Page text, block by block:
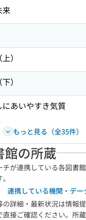
）
）
あいやすき気質
もっと見る（全35件）
館の所蔵
チが連携している各図書
連携している機関・デ
詳細・最新状況は情報
直接ご確認ください。所